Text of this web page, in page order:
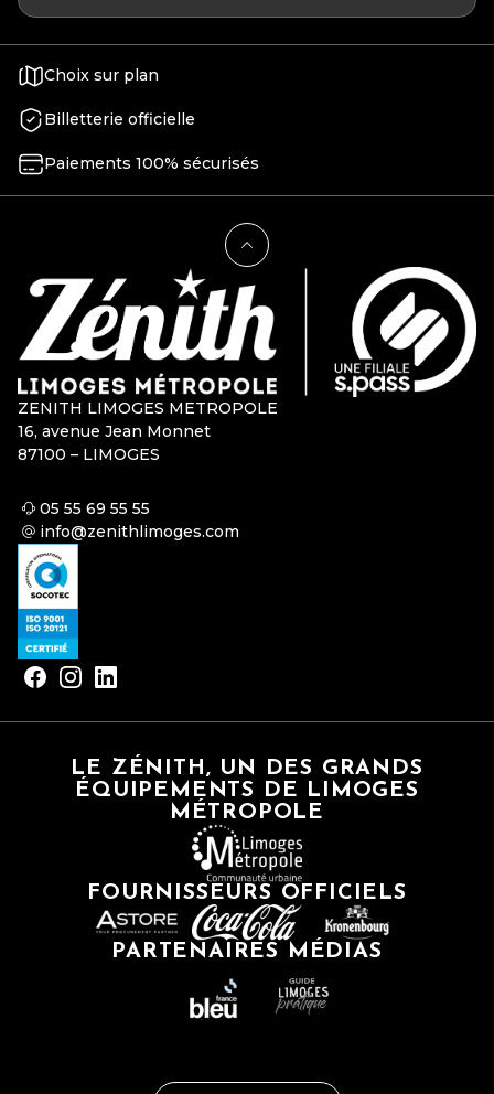
Choix sur plan
Billetterie officielle
Paiements 100% sécurisés
ZENITH LIMOGES METROPOLE
16, avenue Jean Monnet
87100 – LIMOGES
05 55 69 55 55
info@zenithlimoges.com
LE ZÉNITH, UN DES GRANDS
ÉQUIPEMENTS DE LIMOGES
MÉTROPOLE
FOURNISSEURS OFFICIELS
PARTENAIRES MÉDIAS